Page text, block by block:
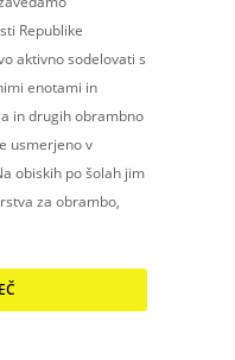
Republike
aktivno sodelovati s
enotami in
in drugih obrambno
usmerjeno v
obiskih po šolah jim
za obrambo,